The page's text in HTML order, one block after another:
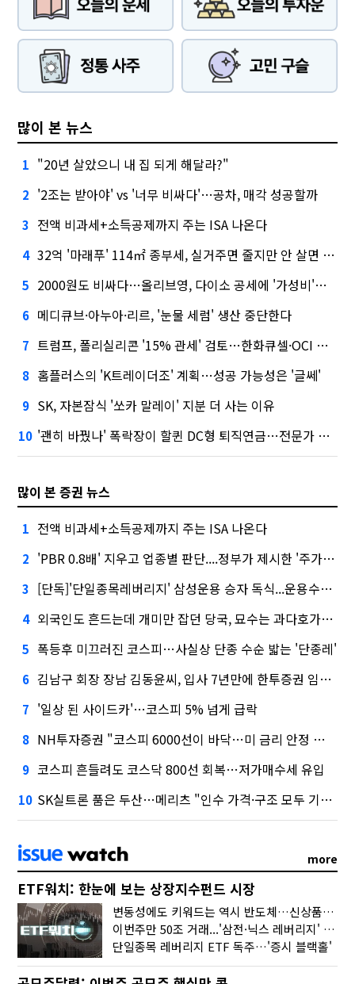
많이 본 뉴스
1 "20년 살았으니 내 집 되게 해달라?"
2 '2조는 받아야' vs '너무 비싸다'…공차, 매각 성공할까
3 전액 비과세+소득공제까지 주는 ISA 나온다
4 32억 '마래푸' 114㎡ 종부세, 실거주면 줄지만 안 살면 2.5배
5 2000원도 비싸다…올리브영, 다이소 공세에 '가성비'로 맞불
6 메디큐브·아누아·리르, '눈물 세럼' 생산 중단한다
7 트럼프, 폴리실리콘 '15% 관세' 검토…한화큐셀·OCI 영향은?
8 홈플러스의 'K트레이더조' 계획…성공 가능성은 '글쎄'
9 SK, 자본잠식 '쏘카 말레이' 지분 더 사는 이유
10 '괜히 바꿨나' 폭락장이 할퀸 DC형 퇴직연금…전문가 조언은
많이 본 증권 뉴스
1 전액 비과세+소득공제까지 주는 ISA 나온다
2 'PBR 0.8배' 지우고 업종별 판단....정부가 제시한 '주가 누르기' 방지법
3 [단독]'단일종목레버리지' 삼성운용 승자 독식...운용수익 미래에셋의 6배
4 외국인도 흔드는데 개미만 잡던 당국, 묘수는 과다호가부담금?
5 폭등후 미끄러진 코스피…사실상 단종 수순 밟는 '단종레'
6 김남구 회장 장남 김동윤씨, 입사 7년만에 한투증권 임원 승진
7 '일상 된 사이드카'…코스피 5% 넘게 급락
8 NH투자증권 "코스피 6000선이 바닥…미 금리 안정 후 추가 회복"
9 코스피 흔들려도 코스닥 800선 회복…저가매수세 유입
10 SK실트론 품은 두산…메리츠 "인수 가격·구조 모두 기대 이상"
more
ETF워치: 한눈에 보는 상장지수펀드 시장
변동성에도 키워드는 역시 반도체…신상품은 우주·방산
이번주만 50조 거래...'삼전·닉스 레버리지' 수익률은 -30%
단일종목 레버리지 ETF 독주…'증시 블랙홀'